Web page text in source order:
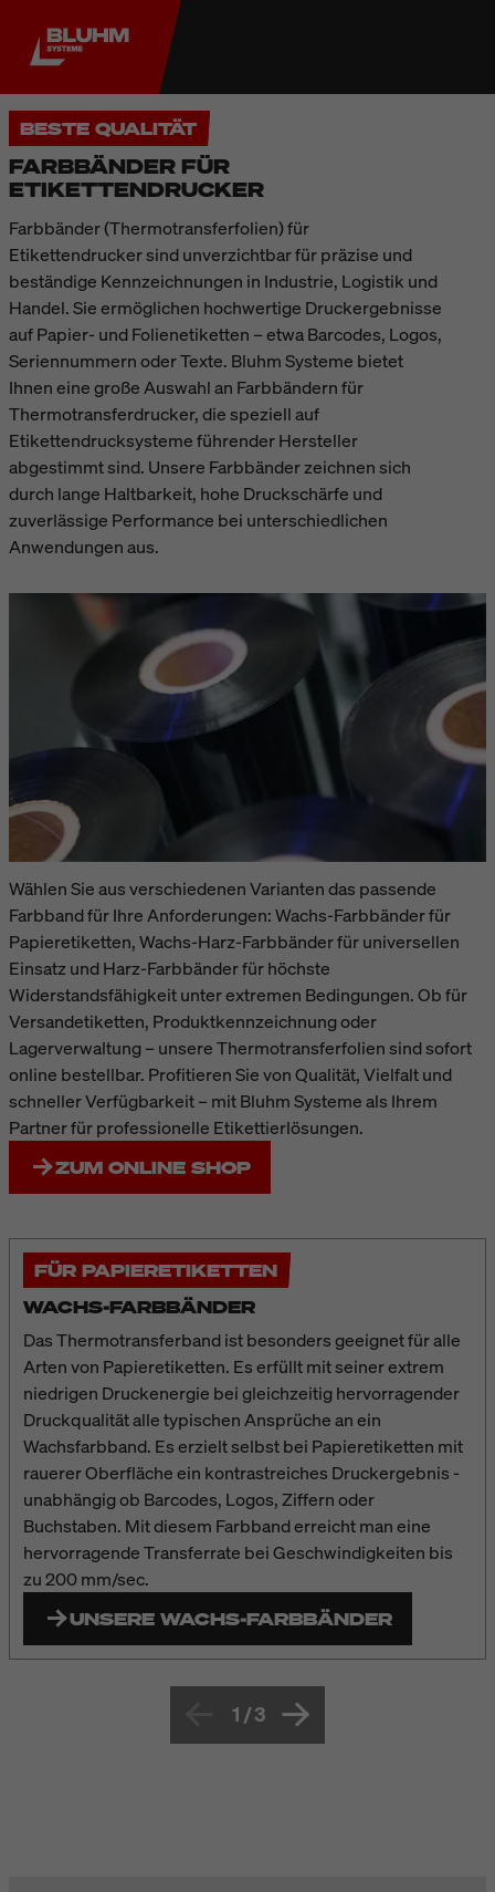
BESTE QUALITÄT
FARBBÄNDER FÜR
ETIKETTENDRUCKER
Farbbänder (Thermotransferfolien) für
Etikettendrucker sind unverzichtbar für präzise und
beständige Kennzeichnungen in Industrie, Logistik und
Handel. Sie ermöglichen hochwertige Druckergebnisse
auf Papier- und Folienetiketten – etwa Barcodes, Logos,
Seriennummern oder Texte. Bluhm Systeme bietet
Ihnen eine große Auswahl an Farbbändern für
Thermotransferdrucker, die speziell auf
Etikettendrucksysteme führender Hersteller
abgestimmt sind. Unsere Farbbänder zeichnen sich
durch lange Haltbarkeit, hohe Druckschärfe und
zuverlässige Performance bei unterschiedlichen
Anwendungen aus.
Wählen Sie aus verschiedenen Varianten das passende
Farbband für Ihre Anforderungen: Wachs-Farbbänder für
Papieretiketten, Wachs-Harz-Farbbänder für universellen
Einsatz und Harz-Farbbänder für höchste
Widerstandsfähigkeit unter extremen Bedingungen. Ob für
Versandetiketten, Produktkennzeichnung oder
Lagerverwaltung – unsere Thermotransferfolien sind sofort
online bestellbar. Profitieren Sie von Qualität, Vielfalt und
schneller Verfügbarkeit – mit Bluhm Systeme als Ihrem
Partner für professionelle Etikettierlösungen.
ZUM ONLINE SHOP
FÜR PAPIERETIKETTEN
WACHS-FARBBÄNDER
Das Thermotransferband ist besonders geeignet für alle
Arten von Papieretiketten. Es erfüllt mit seiner extrem
niedrigen Druckenergie bei gleichzeitig hervorragender
Druckqualität alle typischen Ansprüche an ein
Wachsfarbband. Es erzielt selbst bei Papieretiketten mit
rauerer Oberfläche ein kontrastreiches Druckergebnis -
unabhängig ob Barcodes, Logos, Ziffern oder
Buchstaben. Mit diesem Farbband erreicht man eine
hervorragende Transferrate bei Geschwindigkeiten bis
zu 200 mm/sec.
UNSERE WACHS-FARBBÄNDER
1 /3